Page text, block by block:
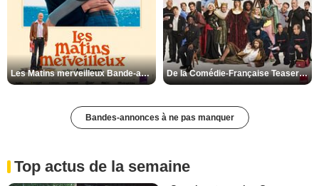
Les Matins merveilleux Bande-annonce VF De la Comédie-Française Teaser VF
Bandes-annonces à ne pas manquer
Top actus de la semaine